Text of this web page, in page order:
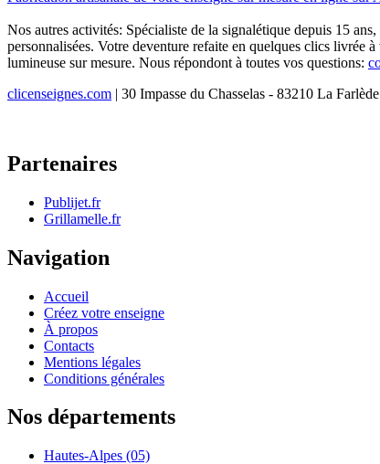
Nos autres activités: Spécialiste de la signalétique depuis 15
personnalisées. Votre deventure refaite en quelques clics livrée
lumineuse sur mesure. Nous répondont à toutes vos questions:
clicenseignes.com | 30 Impasse du Chasselas - 83210 La
Partenaires
Publijet.fr
Grillamelle.fr
Navigation
Accueil
Créez votre enseigne
À propos
Contacts
Mentions légales
Conditions générales
Nos départements
Hautes-Alpes (05)